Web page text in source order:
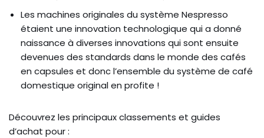
Les machines originales du système Nespresso
étaient une innovation technologique qui a donné
naissance à diverses innovations qui sont ensuite
devenues des standards dans le monde des cafés
en capsules et donc l’ensemble du système de café
domestique original en profite !
Découvrez les principaux classements et guides
d’achat pour :